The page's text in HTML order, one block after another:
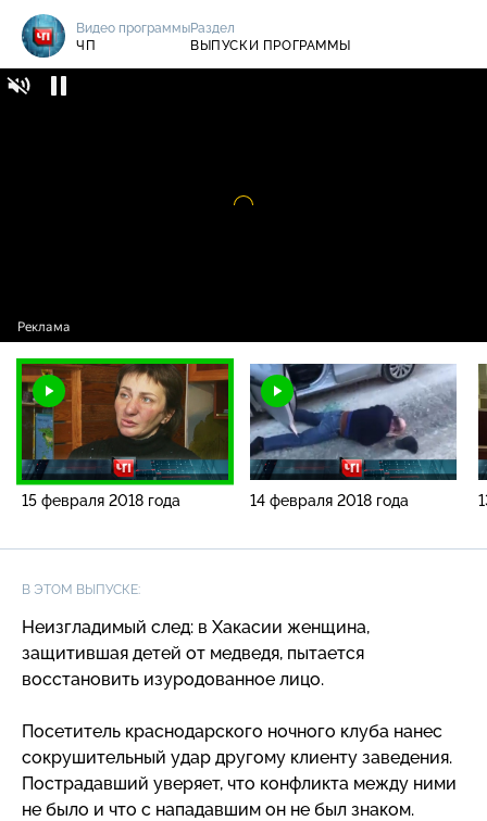
Видео программы
ЧП
Раздел
ВЫПУСКИ ПРОГРАММЫ
Видео
15 февраля 2018 года 14 февраля 2018 года
В ЭТОМ ВЫПУСКЕ:
Неизгладимый след: в Хакасии женщина,
защитившая детей от медведя, пытается
восстановить изуродованное лицо.
Посетитель краснодарского ночного клуба нанес
сокрушительный удар другому клиенту заведения.
Пострадавший уверяет, что конфликта между ними
не было и что с нападавшим он не был знаком.